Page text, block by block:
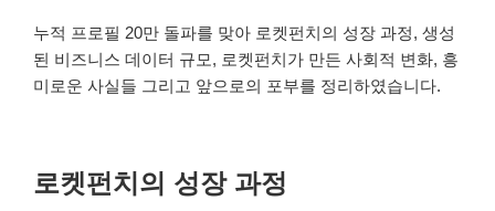
누적 프로필 20만 돌파를 맞아 로켓펀치의 성장 과정, 생성
된 비즈니스 데이터 규모, 로켓펀치가 만든 사회적 변화, 흥
미로운 사실들 그리고 앞으로의 포부를 정리하였습니다.
로켓펀치의 성장 과정